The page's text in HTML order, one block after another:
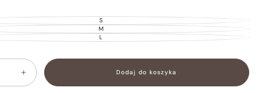
SWARIANT
WYPRZEDANY
LUB
NIEDOSTĘPNY
MWARIANT
WYPRZEDANY
LUB
LWARIANT
NIEDOSTĘPNY
Zwiększ
ilość
Dodaj do koszyka